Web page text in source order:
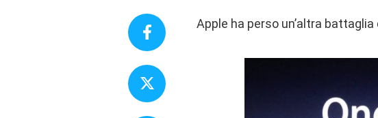
Apple ha perso un’altra